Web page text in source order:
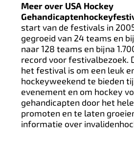
Meer over USA Hockey
start van de festivals in
gegroeid van 24 teams en
naar 128 teams en bijna
record voor festivalbezoek.
het festival is om een leuk
hockeyweekend te bieden
evenement en om hockey
gehandicapten door het
promoten en te laten
informatie over